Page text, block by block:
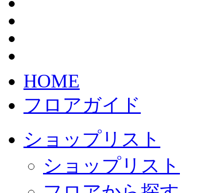
HOME
フロアガイド
ショップリスト
ショップリスト